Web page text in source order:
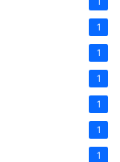
1
1
1
1
1
1